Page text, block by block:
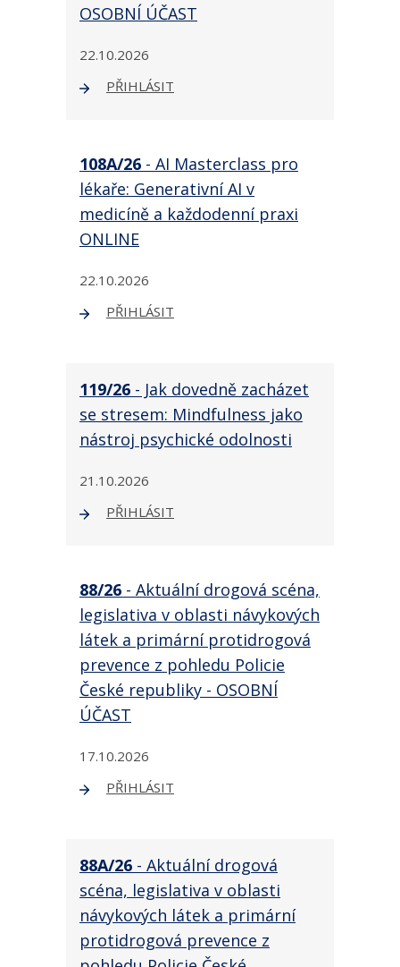
OSOBNÍ ÚČAST
22.10.2026
PŘIHLÁSIT
108A/26 - AI Masterclass pro
lékaře: Generativní AI v
medicíně a každodenní praxi
ONLINE
22.10.2026
PŘIHLÁSIT
119/26 - Jak dovedně zacházet
se stresem: Mindfulness jako
nástroj psychické odolnosti
21.10.2026
PŘIHLÁSIT
88/26 - Aktuální drogová scéna,
legislativa v oblasti návykových
látek a primární protidrogová
prevence z pohledu Policie
České republiky - OSOBNÍ
ÚČAST
17.10.2026
PŘIHLÁSIT
88A/26 - Aktuální drogová
scéna, legislativa v oblasti
návykových látek a primární
protidrogová prevence z